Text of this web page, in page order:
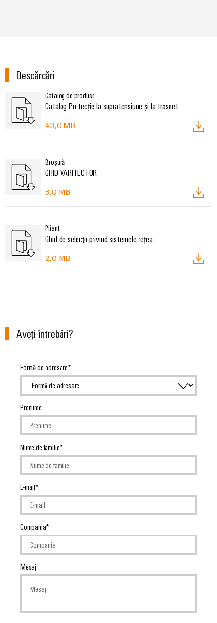
Descărcări
Catalog de produse
Catalog Protecție la supratensiune și la trăsnet
43,0 MB
Broșură
GHID VARITECTOR
8,0 MB
Pliant
Ghid de selecții privind sistemele rețea
2,0 MB
Aveţi întrebări?
Formă de adresare
Prenume
Nume de familie
E-mail
Compania
Mesaj